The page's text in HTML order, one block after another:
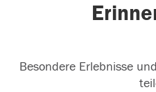
Besondere Erlebnisse